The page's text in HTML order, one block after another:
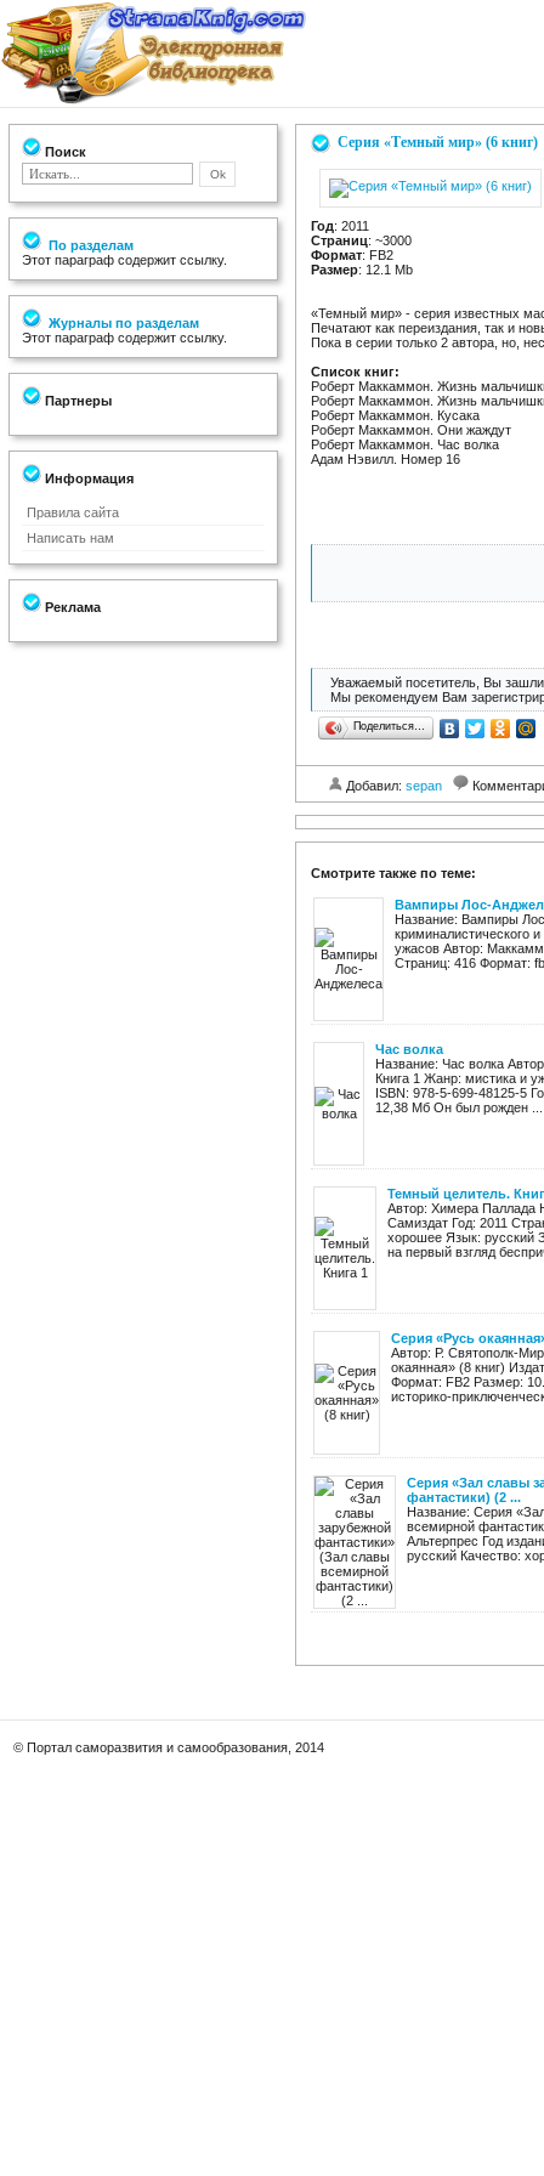
Поиск
По разделам
Этот параграф содержит ссылку.
Журналы по разделам
Этот параграф содержит ссылку.
Партнеры
Информация
Правила сайта
Написать нам
Реклама
Серия «Темный мир» (6 книг)
Год: 2011
Страниц: ~3000
Формат: FB2
Размер: 12.1 Mb
«Темный мир» - серия известных
Печатают как переиздания, так и
Пока в серии только 2 автора, но,
Список книг:
Роберт Маккаммон. Жизнь
Роберт Маккаммон. Жизнь
Роберт Маккаммон. Кусака
Роберт Маккаммон. Они жаждут
Роберт Маккаммон. Час волка
Адам Нэвилл. Номер 16
Уважаемый посетитель, Вы зашли
Мы рекомендуем Вам
Поделиться…
Добавил: sepan
Смотрите также по теме:
Вампиры Лос-
Название: Вампиры
криминалистического
ужасов Автор:
Страниц: 416 Формат:
Час волка
Название: Час волка
Книга 1 Жанр: мистика и
ISBN: 978-5-699-48125-5
12,38 Мб Он был рожден ...
Темный целитель.
Автор: Химера Паллада
Самиздат Год: 2011
хорошее Язык: русский
на первый взгляд
Серия «Русь
Автор: Р. Святополк-
окаянная» (8 книг)
Формат: FB2 Размер:
историко-
Серия «Зал славы
фантастики) (2 ...
Название: Серия
всемирной
Альтерпрес Год
русский Качество:
© Портал саморазвития и самообразования, 2014